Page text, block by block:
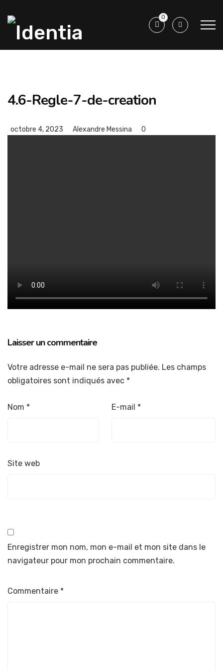
0
4.6-Regle-7-de-creation
octobre 4, 2023 Alexandre Messina 0
Laisser un commentaire
Votre adresse e-mail ne sera pas publiée. Les champs
obligatoires sont indiqués avec *
Nom * E-mail *
Site web
Enregistrer mon nom, mon e-mail et mon site dans le
navigateur pour mon prochain commentaire.
Commentaire *